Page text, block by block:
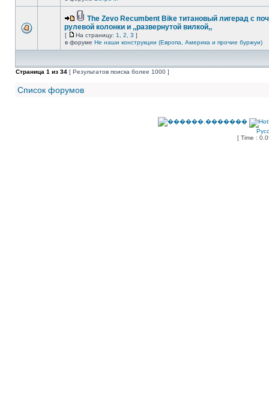
The Zevo Recumbent Bike титановый лигерад с
рулевой колонки и ,,развернутой вилкой,,
[ На страницу: 1 2 3 ]
в форуме Не наши конструкции (Европа, Америка и прочие буржуи)
Страница 1 из 34 [ Результатов поиска более 1000 ]
Список форумов
[ Time :